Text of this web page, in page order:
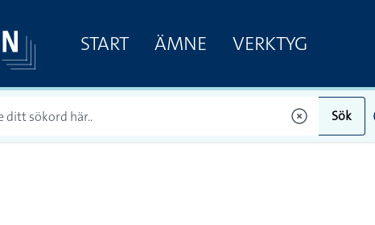
START ÄMNE VERKTYG
Sök